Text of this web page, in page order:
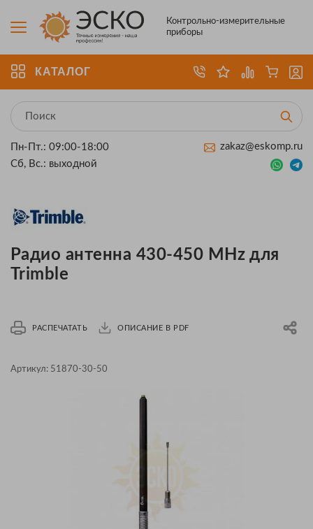
Контрольно-измерительные
приборы
КАТАЛОГ
Пн-Пт.: 09:00-18:00
Сб, Вс.: выходной
zakaz@eskomp.ru
Радио антенна 430-450 MHz для
Trimble
РАСПЕЧАТАТЬ ОПИСАНИЕ В PDF
Артикул: 51870-30-50